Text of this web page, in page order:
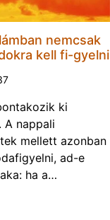
nemcsak
kell fi-gyelni
ki
A nappali
mellett azonban
ad-e
ha a…